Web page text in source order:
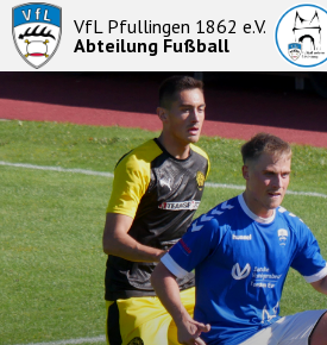
VfL Pfullingen 1862 e.V.
Abteilung Fußball
Startseite
News
Aktive
Junioren
Abteilung